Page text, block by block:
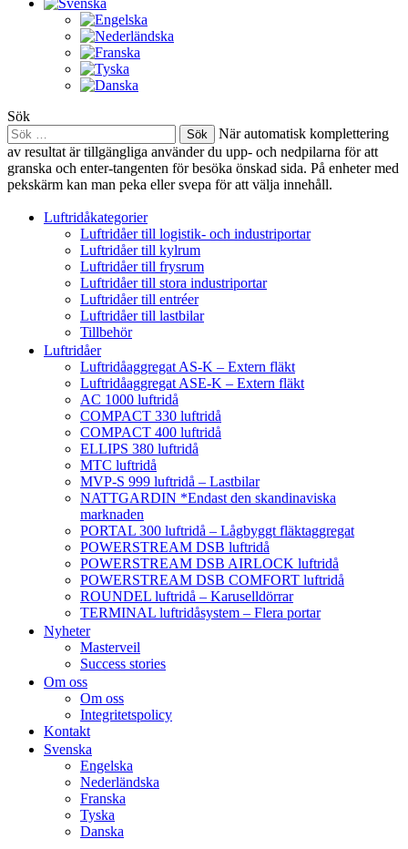
Sök
Sök
efter:
När automatisk komplettering
av resultat är tillgängliga använder du upp- och nedpilarna för att
granska och enter-tangenten för besöka önskad sida. På enheter med
pekskärm kan man peka eller svepa för att välja innehåll.
Luftridåkategorier
Luftridåer till logistik- och industriportar
Luftridåer till kylrum
Luftridåer till frysrum
Luftridåer till stora industriportar
Luftridåer till entréer
Luftridåer till lastbilar
Tillbehör
Luftridåer
Luftridåaggregat AS-K – Extern fläkt
Luftridåaggregat ASE-K – Extern fläkt
AC 1000 luftridå
COMPACT 330 luftridå
COMPACT 400 luftridå
ELLIPS 380 luftridå
MTC luftridå
MVP-S 999 luftridå – Lastbilar
NATTGARDIN *Endast den skandinaviska
marknaden
PORTAL 300 luftridå – Lågbyggt fläktaggregat
POWERSTREAM DSB luftridå
POWERSTREAM DSB AIRLOCK luftridå
POWERSTREAM DSB COMFORT luftridå
ROUNDEL luftridå – Karuselldörrar
TERMINAL luftridåsystem – Flera portar
Nyheter
Masterveil
Success stories
Om oss
Om oss
Integritetspolicy
Kontakt
Svenska
Engelska
Nederländska
Franska
Tyska
Danska